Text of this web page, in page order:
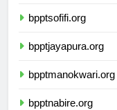
bpptsofifi.org
bpptjayapura.org
bpptmanokwari.org
bpptnabire.org